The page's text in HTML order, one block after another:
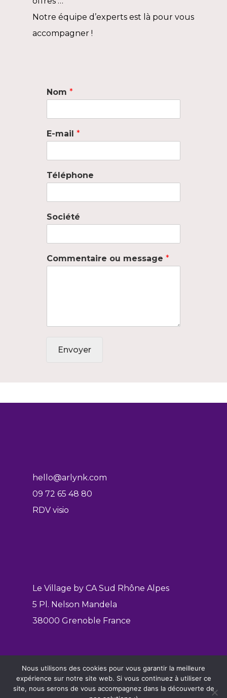
Notre équipe d’experts est là pour vous
accompagner !
Nom *
E-mail *
Téléphone
Société
Commentaire ou message *
Envoyer
hello@arlynk.com
09 72 65 48 80
RDV visio
Le Village by CA Sud Rhône Alpes
5 Pl. Nelson Mandela
38000 Grenoble France
Mentions légales
Politique de confidentialité
Nous utilisons des cookies pour vous garantir la meilleure
expérience sur notre site web. Si vous continuez à utiliser ce
site, nous serons de vous accompagnez dans la découverte de